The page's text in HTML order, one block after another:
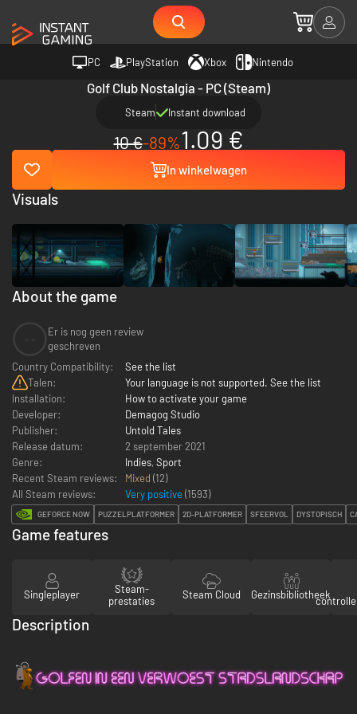
PC PlayStation Xbox Nintendo
Golf Club Nostalgia - PC (Steam)
Steam Instant download
10 €-89%1.09 €
In winkelwagen
About the game
Er is nog geen review
geschreven
Country Compatibility:
See the list
Talen:
Your language is not supported. See the list
Installation:
How to activate your game
Developer:
Demagog Studio
Publisher:
Untold Tales
Release datum:
2 september 2021
Genre:
Indies, Sport
Recent Steam reviews:
Mixed (12)
All Steam reviews:
Very positive (1593)
GEFORCE NOW PUZZELPLATFORMER 2D-PLATFORMER SFEERVOL DYSTOPISCH
Visuals
Game features
Singleplayer
Steam-
prestaties
Steam Cloud Gezinsbibliotheek
Description